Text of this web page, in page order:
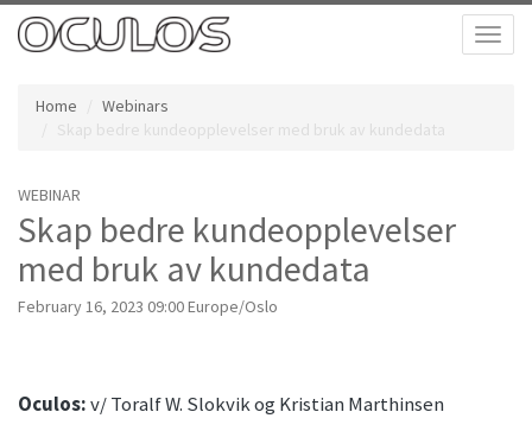
Home
Webinars
Skap bedre kundeopplevelser med bruk av kundedata
WEBINAR
Skap bedre kundeopplevelser
med bruk av kundedata
February 16, 2023 09:00 Europe/Oslo
Oculos:v/ Toralf W. Slokvik og Kristian Marthinsen